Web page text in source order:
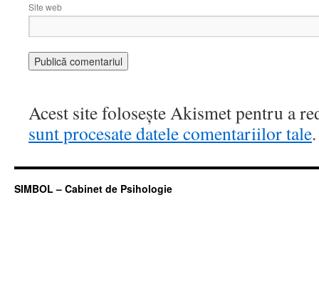
Site web
Acest site folosește Akismet pentru a
sunt procesate datele comentariilor tale.
SIMBOL – Cabinet de Psihologie